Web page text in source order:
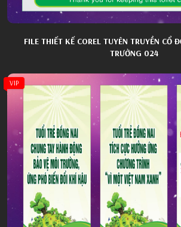
FILE THIẾT KẾ COREL TUYÊN TRUYỀN CỔ
TRƯỜNG 024
VIP